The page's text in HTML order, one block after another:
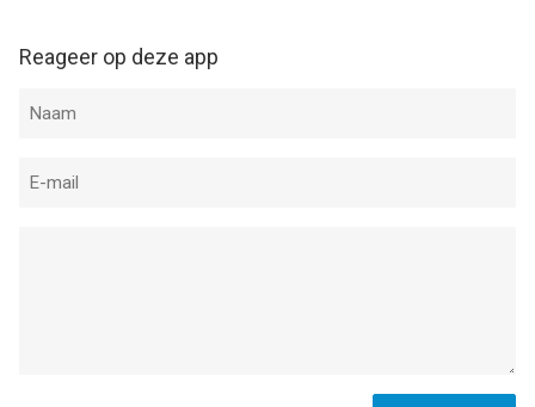
Reageer op deze app